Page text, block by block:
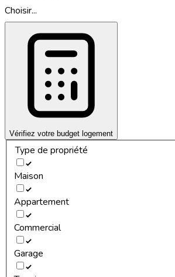
Choisir...
Vérifiez votre budget logement
Type de propriété
Maison
Appartement
Commercial
Garage